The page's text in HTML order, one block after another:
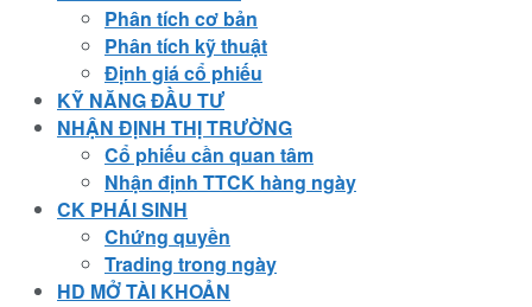
Phân tích cơ bản
Phân tích kỹ thuật
Định giá cổ phiếu
KỸ NĂNG ĐẦU TƯ
NHẬN ĐỊNH THỊ TRƯỜNG
Cổ phiếu cần quan tâm
Nhận định TTCK hàng ngày
CK PHÁI SINH
Chứng quyền
Trading trong ngày
HD MỞ TÀI KHOẢN